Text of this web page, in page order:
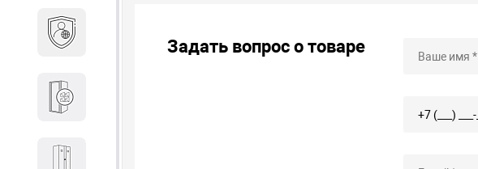
безопасностьЗадать вопрос о товаре